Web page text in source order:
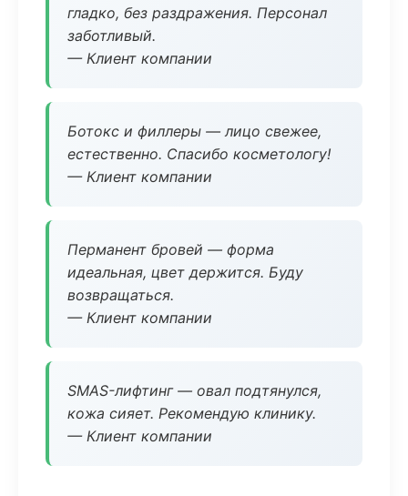
гладко, без раздражения. Персонал
заботливый.
— Клиент компании
Ботокс и филлеры — лицо свежее,
естественно. Спасибо косметологу!
— Клиент компании
Перманент бровей — форма
идеальная, цвет держится. Буду
возвращаться.
— Клиент компании
SMAS-лифтинг — овал подтянулся,
кожа сияет. Рекомендую клинику.
— Клиент компании